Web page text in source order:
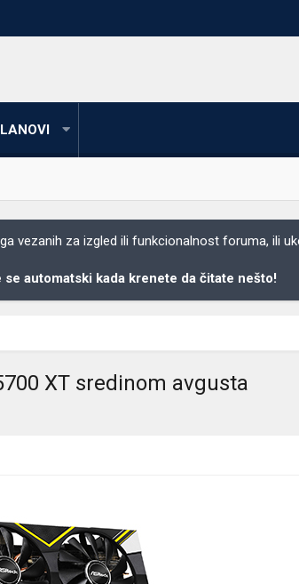
vezanih za izgled ili funkcionalnost foruma, ili
se automatski kada krenete da čitate nešto!
XT sredinom avgusta